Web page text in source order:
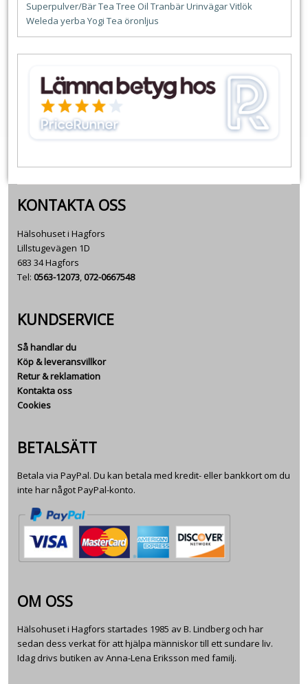
Superpulver/BärTea Tree Oil TranbärUrinvägarVitlök
Weleda yerba Yogi Tea öronljus
KONTAKTA OSS
Hälsohuset i Hagfors
Lillstugevägen 1D
683 34 Hagfors
Tel: 0563-12073,072-0667548
KUNDSERVICE
Så handlar du
Köp & leveransvillkor
Retur & reklamation
Kontakta oss
Cookies
BETALSÄTT
Betala via PayPal. Du kan betala med kredit- eller bankkort om du
inte har något PayPal-konto.
OM OSS
Hälsohuset i Hagfors startades 1985 av B. Lindberg och har
sedan dess verkat för att hjälpa människor till ett sundare liv.
Idag drivs butiken av Anna-Lena Eriksson med familj.